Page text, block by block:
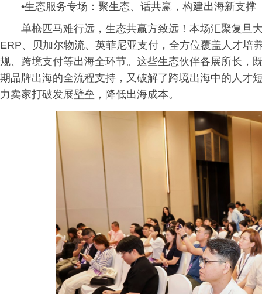
•生态服务专场：聚生态、话共赢，构建出海新支撑
单枪匹马难行远，生态共赢方致远！本场汇聚复旦
ERP、贝加尔物流、英菲尼亚支付，全方位覆盖人才培
规、跨境支付等出海全环节。这些生态伙伴各展所长，
期品牌出海的全流程支持，又破解了跨境出海中的人才
力卖家打破发展壁垒，降低出海成本。